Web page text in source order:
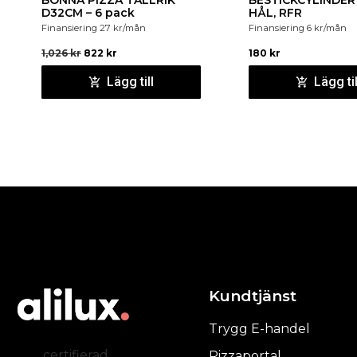
D32CM – 6 pack
Finansiering 27 kr/mån
1,026kr 822 kr
Lägg till
HÅL, RFR
Finansiering 6 kr/mån
180 kr
Lägg
Kundtjänst
Trygg E-handel